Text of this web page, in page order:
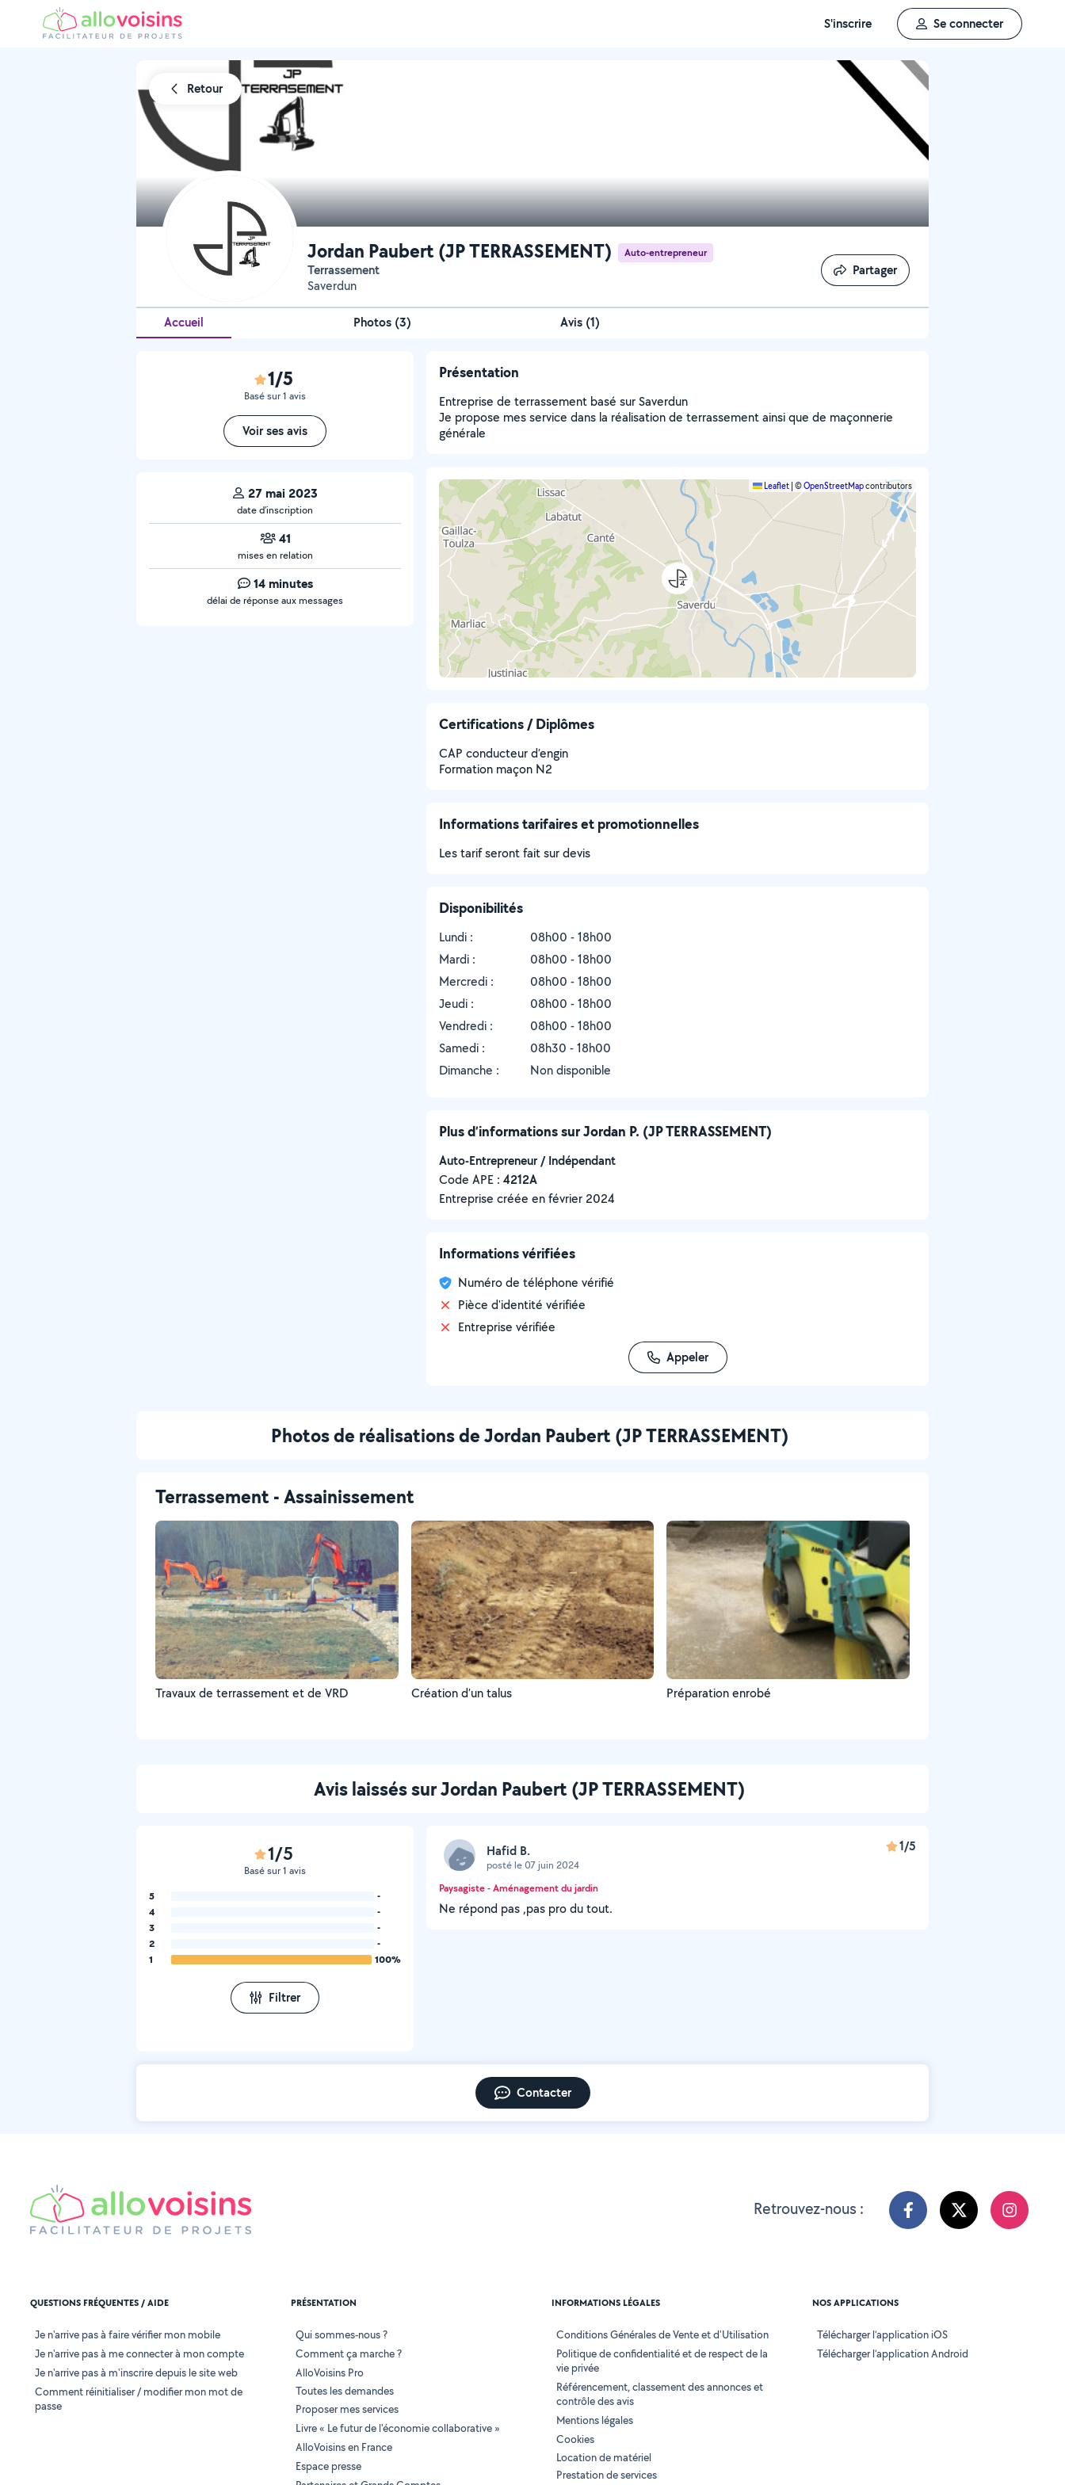
S'inscrire Se connecter
Retour
Jordan Paubert (JP TERRASSEMENT) Auto-entrepreneur
Terrassement
Saverdun
Partager
Partager
Accueil Photos (3) Avis (1)
1/5
Basé sur 1 avis
Voir ses avis
27 mai 2023
date d’inscription
41
mises en relation
14 minutes
délai de réponse aux messages
Présentation
Entreprise de terrassement basé sur Saverdun
Je propose mes service dans la réalisation de terrassement ainsi que de maçonnerie
générale
Leaflet ©OpenStreetMapcontributors
Certifications / Diplômes
CAP conducteur d’engin
Formation maçon N2
Informations tarifaires et promotionnelles
Les tarif seront fait sur devis
Disponibilités
Lundi :
08h00 - 18h00
Mardi :
08h00 - 18h00
Mercredi :
08h00 - 18h00
Jeudi :
08h00 - 18h00
Vendredi :
08h00 - 18h00
Samedi :
08h30 - 18h00
Dimanche :
Non disponible
Plus d’informations sur Jordan P. (JP TERRASSEMENT)
Auto-Entrepreneur / Indépendant
Code APE : 4212A
Entreprise créée enfévrier 2024
Informations vérifiées
Numéro de téléphone vérifié
Pièce d'identité vérifiée
Entreprise vérifiée
Appeler
Photos de réalisations de Jordan Paubert (JP TERRASSEMENT)
Terrassement - Assainissement
Travaux de terrassement et de VRD Création d’un talus Préparation enrobé
Avis laissés sur Jordan Paubert (JP TERRASSEMENT)
1/5
Basé sur 1 avis
5
-
4
-
3
-
2
-
1
100%
Filtrer
Hafid B.
posté le 07 juin 2024
1/5
Paysagiste - Aménagement du jardin
Ne répond pas ,pas pro du tout.
Contacter
Retrouvez-nous :
QUESTIONS FRÉQUENTES / AIDE
Je n'arrive pas à faire vérifier mon mobile
Je n'arrive pas à me connecter à mon compte
Je n'arrive pas à m'inscrire depuis le site web
Comment réinitialiser / modifier mon mot de
passe
PRÉSENTATION
Qui sommes-nous ?
Comment ça marche ?
AlloVoisins Pro
Toutes les demandes
Proposer mes services
Livre « Le futur de l'économie collaborative »
AlloVoisins en France
Espace presse
INFORMATIONS LÉGALES
Conditions Générales de Vente et d'Utilisation
Politique de confidentialité et de respect de la
vie privée
Référencement, classement des annonces et
contrôle des avis
Mentions légales
Cookies
Location de matériel
Prestation de services
NOS APPLICATIONS
Télécharger l’application iOS
Télécharger l’application Android